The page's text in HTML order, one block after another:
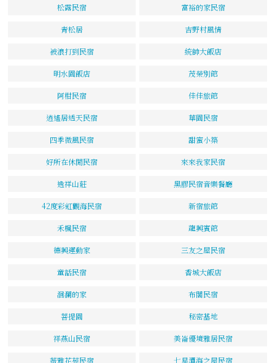
松露民宿 富裕的家民宿
青松居 吉野村風情
被浪打到民宿 統帥大飯店
明水園飯店 茂榮別館
阿柑民宿 佳佳旅館
逍遙居透天民宿 華園民宿
四季微風民宿 甜蜜小築
好所在休閒民宿 來來我家民宿
逸祥山莊 黑膠民宿音樂餐廳
42度彩虹觀海民宿 新宿旅館
禾楓民宿 龍興賓館
德興運動家 三友之屋民宿
童話民宿 香城大飯店
洄瀾的家 布閣民宿
菩提園 秘密基地
祥燕山民宿 美崙優境雅居民宿
薇雅花苑民宿 七星潭海之屋民宿